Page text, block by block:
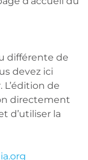
différente de
devez ici
L’édition de
directement
d’utiliser la